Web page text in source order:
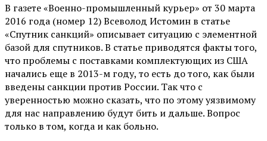
В газете «Военно-промышленный курьер» от 30 марта
2016 года (номер 12) Всеволод Истомин в статье
«Спутник санкций» описывает ситуацию с элементной
базой для спутников. В статье приводятся факты того,
что проблемы с поставками комплектующих из США
начались еще в 2013-м году, то есть до того, как были
введены санкции против России. Так что с
уверенностью можно сказать, что по этому уязвимому
для нас направлению будут бить и дальше. Вопрос
только в том, когда и как больно.